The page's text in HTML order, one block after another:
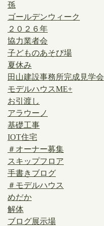
孫
ゴールデンウィーク
２０２６年
協力業者会
子どものあそび場
夏休み
田山建設事務所完成見学会
モデルハウスME+
お引渡し
アラウーノ
基礎工事
IOT住宅
＃オーナー募集
スキップフロア
手書きブログ
＃モデルハウス
めだか
解体
ブログ展示場